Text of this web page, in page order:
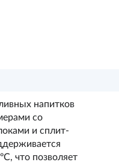
напитков
со
и сплит-
что позволяет